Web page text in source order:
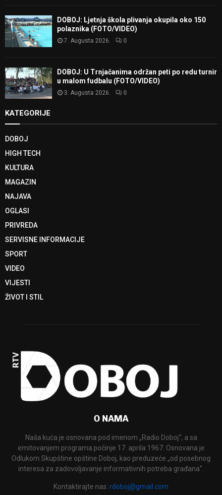
DOBOJ: Ljetnja škola plivanja okupila oko 150
polaznika (FOTO/VIDEO)
7. Augusta 2026. 0
DOBOJ: U Trnjačanima održan peti po redu turnir
u malom fudbalu (FOTO/VIDEO)
3. Augusta 2026. 0
KATEGORIJE
DOBOJ
HIGH TECH
KULTURA
MAGAZIN
NAJAVA
OGLASI
PRIVREDA
SERVISNE INFORMACIJE
SPORT
VIDEO
VIJESTI
ŽIVOT I STIL
O NAMA
Naša kuća je osnovana pod imenom „Radio Doboj“, a sa
emitovanjem programa počinje 17. aprila 1967. Osnovana je
Odlukom Skupštine opštine Doboj, kao preduzeće „od posebnog
interesa za zadovoljavanje informativnih potreba građana“.
Kontaktirajte nas: rdoboj@gmail.com